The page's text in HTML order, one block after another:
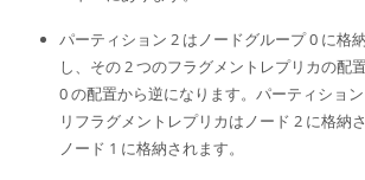
パーティション 2 はノードグループ 0 に格
し、その 2 つのフラグメントレプリカの配
0 の配置から逆になります。パーティショ
リフラグメントレプリカはノード 2 に格納
ノード 1 に格納されます。